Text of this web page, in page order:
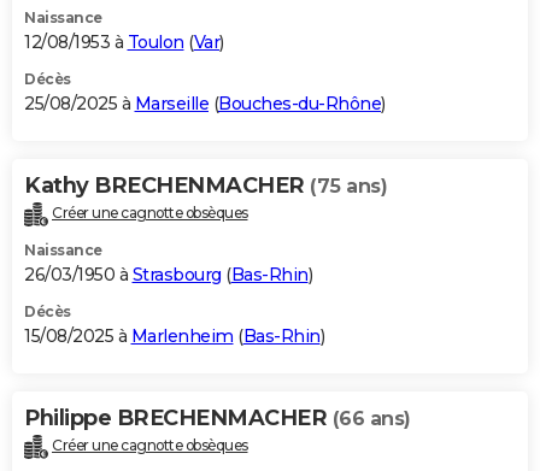
Dictionnaire
Biographies
Citations
Expressions
Proverbes
PROGRAMME TV
S'inscrire
Se connecter
Lycées
Collèges
Primaires
Universités
Entreprises
Service militaire
Avis de recherche
AVIS DE DÉCÈS
Bricolage
Lifestyle
Culture
Sport
Auto
Television
Voyage
Cinema
Naissance
12/08/1953 à Toulon (Var)
Décès
25/08/2025 à Marseille (Bouches-du-Rhône)
Kathy BRECHENMACHER (75 ans)
Créer une cagnotte obsèques
Naissance
26/03/1950 à Strasbourg (Bas-Rhin)
Décès
15/08/2025 à Marlenheim (Bas-Rhin)
Philippe BRECHENMACHER (66 ans)
Créer une cagnotte obsèques